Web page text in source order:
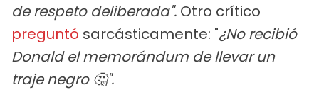
de respeto deliberada". Otro crítico
preguntó sarcásticamente: "¿No recibió
Donald el memorándum de llevar un
traje negro 🤔".